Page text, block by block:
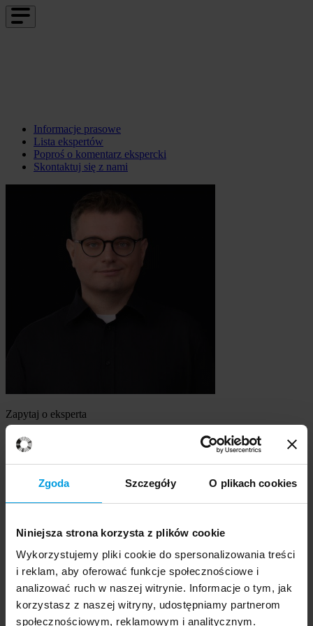
Zgoda Szczegóły O plikach cookies
Niniejsza strona korzysta z plików cookie
Wykorzystujemy pliki cookie do spersonalizowania treści
i reklam, aby oferować funkcje społecznościowe i
analizować ruch w naszej witrynie. Informacje o tym, jak
korzystasz z naszej witryny, udostępniamy partnerom
społecznościowym, reklamowym i analitycznym.
Informacje prasowe
Lista ekspertów
Poproś o komentarz ekspercki
Skontaktuj się z nami
Zapytaj o eksperta
dr Paweł Muniak
Szukasz eksperta
Wybierz temat
Ekspert
Wybierz formę kontaktu
udzielenie wywiadu
komentarz do artykułu
udział w audycji radiowej na żywo
udział w nagraniu audycji radiowej
udział w audycji telewizyjnej na żywo